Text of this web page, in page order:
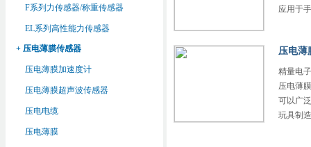
F系列力传感器/称重传感器
EL系列高性能力传感器
+ 压电薄膜传感器
压电薄膜加速度计
压电薄膜超声波传感器
压电电缆
压电薄膜
应用于
压电薄
精量电
压电薄
可以广
玩具制